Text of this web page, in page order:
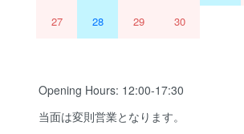
27 28 29 30
Opening Hours: 12:00-17:30
当面は変則営業となります。